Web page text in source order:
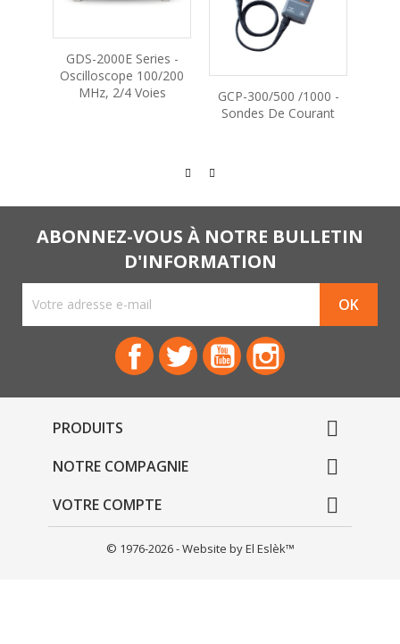
GDS-2000E Series -
Oscilloscope 100/200
MHz, 2/4 Voies
GCP-300/500 /1000 -
Sondes De Courant
ABONNEZ-VOUS À NOTRE BULLETIN
D'INFORMATION
FacebookTwitter YouTube
PRODUITS 
NOTRE COMPAGNIE 
VOTRE COMPTE 
© 1976-2026 - Website by El Eslèk™